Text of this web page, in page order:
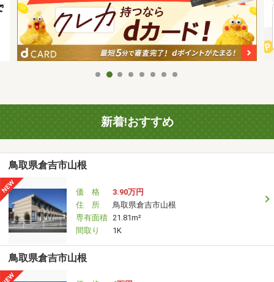
新着!おすすめ
鳥取県倉吉市山根
価 格
3.90万円
住 所
鳥取県倉吉市山根
専有面積 21.81m²
間取り
1K
鳥取県倉吉市山根